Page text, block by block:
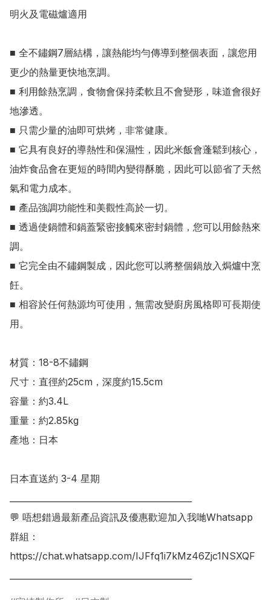
明火及電磁爐適用
■ 全不鏽鋼7層結構，讓熱能均勻傳導到整個表面，讓您用
更少的熱量更快地烹調。
■ 利用餘熱烹調，食物會保持柔軟且不會變形，味道會很好
地滲透。
■ 只需少量的油即可烘烤，非常健康。
■ 它具有良好的導熱性和保濕性，因此米飯會蓬鬆到核心，
油炸食品會在更短的時間內變得酥脆，因此可以節省了天然
氣和電力成本。
■ 產品強調功能性和美觀性高於一切。
■ 透過使鍋體和鍋蓋緊密接觸來密封鍋體，您可以用餘熱來
調。
■ 它完全由不鏽鋼製成，因此您可以將整個鍋放入焗爐中烹
飪。
■ 相容於任何熱源均可使用，無需改變廚房風格即可長期使
用。
材質：18-8不鏽鋼
尺寸：直徑約25cm，深度約15.5cm
容量：約3.4L
重量：約2.85kg
產地：日本
日本直送約 3-4 星期
💬 唔想錯過最新產品資訊及優惠歡迎加入我哋Whatsapp
群組：
https://chat.whatsapp.com/IJFfq1i7kMz46Zjc1NSXQF